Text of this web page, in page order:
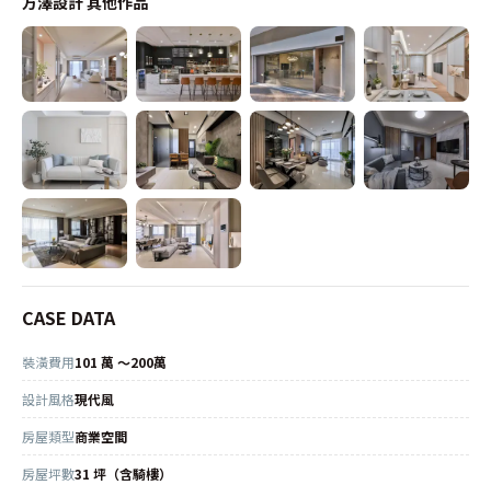
CASE DATA
裝潢費用101 萬 ～200萬
設計風格現代風
房屋類型商業空間
房屋坪數31 坪（含騎樓）